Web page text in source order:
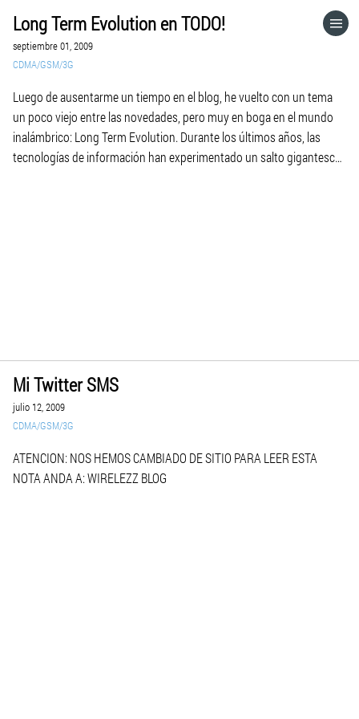
Long Term Evolution en TODO!
septiembre 01, 2009
CDMA/GSM/3G
Luego de ausentarme un tiempo en el blog, he vuelto con un tema
un poco viejo entre las novedades, pero muy en boga en el mundo
inalámbrico: Long Term Evolution. Durante los últimos años, las
tecnologías de información han experimentado un salto gigantesco
Mi Twitter SMS
julio 12, 2009
CDMA/GSM/3G
ATENCION: NOS HEMOS CAMBIADO DE SITIO PARA LEER ESTA
NOTA ANDA A: WIRELEZZ BLOG
HOME
IR A